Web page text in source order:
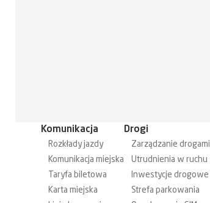
Komunikacja
Rozkłady jazdy
Komunikacja miejska
Taryfa biletowa
Karta miejska
Drogi
Zarządzanie drogami
Utrudnienia w ruchu
Inwestycje drogowe
Strefa parkowania